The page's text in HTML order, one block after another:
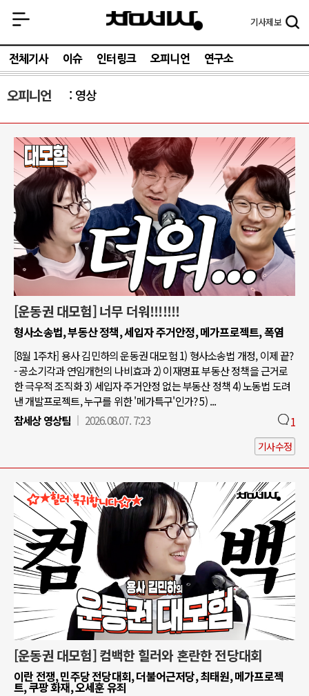
기사제보
전체기사 이슈 인터링크 오피니언 연구소
오피니언 영상
[운동권 대모험] 너무 더워!!!!!!!
형사소송법, 부동산 정책, 세입자 주거안정, 메가프로젝트, 폭염
[8월 1주차] 용사 김민하의 운동권 대모험 1) 형사소송법 개정, 이제 끝?
- 공소기각과 연임개헌의 나비효과 2) 이재명표 부동산 정책을 근거로
한 극우적 조직화 3) 세입자 주거안정 없는 부동산 정책 4) 노동법 도려
낸 개발프로젝트, 누구를 위한 '메가특구'인가? 5) ...
참세상 영상팀
2026.08.07. 7:23 1
기사수정
[운동권 대모험] 컴백한 힐러와 혼란한 전당대회
이란 전쟁, 민주당 전당대회, 더불어근저당, 최태원, 메가프로젝
트, 쿠팡 화재, 오세훈 유죄